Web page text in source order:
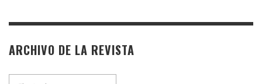
ARCHIVO DE LA REVISTA